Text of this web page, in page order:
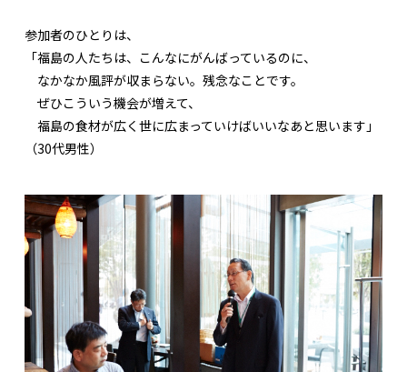
参加者のひとりは、
「福島の人たちは、こんなにがんばっているのに、
なかなか風評が収まらない。残念なことです。
ぜひこういう機会が増えて、
福島の食材が広く世に広まっていけばいいなあと思います」
（30代男性）